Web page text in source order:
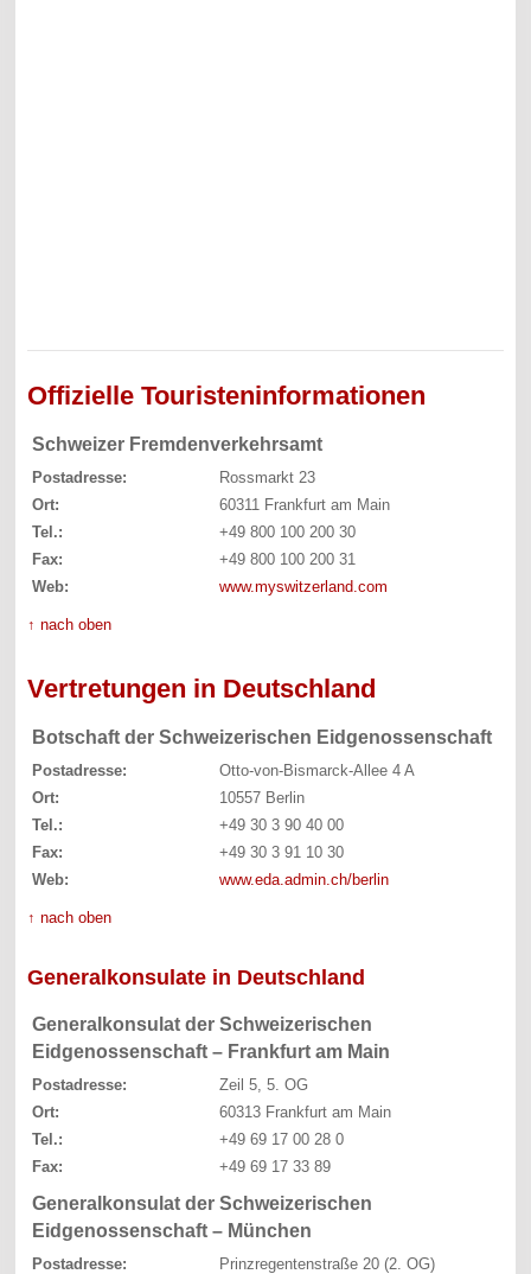
Offizielle Touristeninformationen
Schweizer Fremdenverkehrsamt
Postadresse:
Rossmarkt 23
Ort:
60311 Frankfurt am Main
Tel.:
+49 800 100 200 30
Fax:
+49 800 100 200 31
Web:
www.myswitzerland.com
↑ nach oben
Vertretungen in Deutschland
Botschaft der Schweizerischen Eidgenossenschaft
Postadresse:
Otto-von-Bismarck-Allee 4 A
Ort:
10557 Berlin
Tel.:
+49 30 3 90 40 00
Fax:
+49 30 3 91 10 30
Web:
www.eda.admin.ch/berlin
↑ nach oben
Generalkonsulate in Deutschland
Generalkonsulat der Schweizerischen
Eidgenossenschaft – Frankfurt am Main
Postadresse:
Zeil 5, 5. OG
Ort:
60313 Frankfurt am Main
Tel.:
+49 69 17 00 28 0
Fax:
+49 69 17 33 89
Generalkonsulat der Schweizerischen
Eidgenossenschaft – München
Postadresse:
Prinzregentenstraße 20 (2. OG)